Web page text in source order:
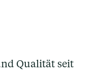
Qualität seit